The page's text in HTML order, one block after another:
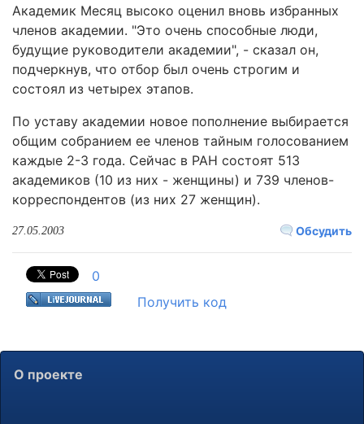
Академик Месяц высоко оценил вновь избранных
членов академии. "Это очень способные люди,
будущие руководители академии", - сказал он,
подчеркнув, что отбор был очень строгим и
состоял из четырех этапов.
По уставу академии новое пополнение выбирается
общим собранием ее членов тайным голосованием
каждые 2-3 года. Сейчас в РАН состоят 513
академиков (10 из них - женщины) и 739 членов-
корреспондентов (из них 27 женщин).
Обсудить
27.05.2003
0
Получить код
О проекте